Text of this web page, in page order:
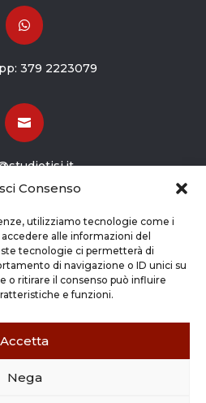
Consenso
utilizziamo tecnologie come i
alle informazioni del
tecnologie ci permetterà di
di navigazione o ID unici su
o ritirare il consenso può influire
e funzioni.
Accetta
Nega

379 2223079


Europa 8
BG (24050)
STUDIO TISI SRL –